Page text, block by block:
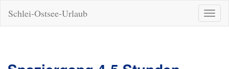
ein-/
Schlei-Ostsee-Urlaub